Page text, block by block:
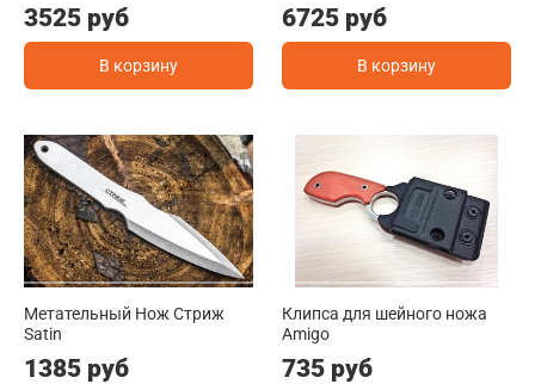
3525 руб
В корзину
6725 руб
В корзину
Метательный Нож Стриж
Satin
1385 руб
Клипса для шейного ножа
Amigo
735 руб